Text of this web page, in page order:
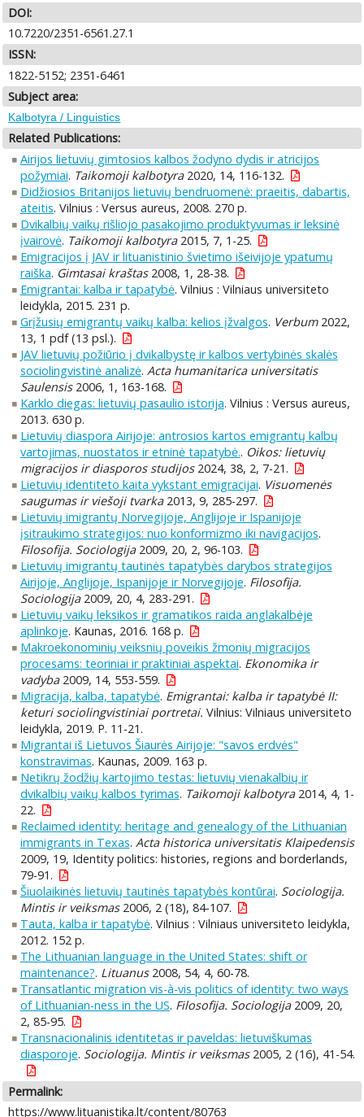
DOI:
10.7220/2351-6561.27.1
ISSN:
1822-5152; 2351-6461
Subject area:
Kalbotyra / Linguistics
Related Publications:
Airijos lietuvių gimtosios kalbos žodyno dydis ir atricijos
požymiai. Taikomoji kalbotyra2020, 14, 116-132.
Didžiosios Britanijos lietuvių bendruomenė: praeitis, dabartis,
ateitis. Vilnius : Versus aureus, 2008. 270 p.
Dvikalbių vaikų rišliojo pasakojimo produktyvumas ir leksinė
įvairovė. Taikomoji kalbotyra2015, 7, 1-25.
Emigracijos į JAV ir lituanistinio švietimo išeivijoje ypatumų
raiška. Gimtasai kraštas2008, 1, 28-38.
Emigrantai: kalba ir tapatybė. Vilnius : Vilniaus universiteto
leidykla, 2015. 231 p.
Grįžusių emigrantų vaikų kalba: kelios įžvalgos. Verbum2022,
13, 1 pdf (13 psl.).
JAV lietuvių požiūrio į dvikalbystę ir kalbos vertybinės skalės
sociolingvistinė analizė. Acta humanitarica universitatis
Saulensis2006, 1, 163-168.
Karklo diegas: lietuvių pasaulio istorija. Vilnius : Versus aureus,
2013. 630 p.
Lietuvių diaspora Airijoje: antrosios kartos emigrantų kalbų
vartojimas, nuostatos ir etninė tapatybė.. Oikos: lietuvių
migracijos ir diasporos studijos2024, 38, 2, 7-21.
Lietuvių identiteto kaita vykstant emigracijai. Visuomenės
saugumas ir viešoji tvarka2013, 9, 285-297.
Lietuvių imigrantų Norvegijoje, Anglijoje ir Ispanijoje
įsitraukimo strategijos: nuo konformizmo iki navigacijos.
Filosofija. Sociologija2009, 20, 2, 96-103.
Lietuvių imigrantų tautinės tapatybės darybos strategijos
Airijoje, Anglijoje, Ispanijoje ir Norvegijoje. Filosofija.
Sociologija2009, 20, 4, 283-291.
Lietuvių vaikų leksikos ir gramatikos raida anglakalbėje
aplinkoje. Kaunas, 2016. 168 p.
Makroekonominių veiksnių poveikis žmonių migracijos
procesams: teoriniai ir praktiniai aspektai. Ekonomika ir
vadyba2009, 14, 553-559.
Migracija, kalba, tapatybė. Emigrantai: kalba ir tapatybė II:
keturi sociolingvistiniai portretai. Vilnius: Vilniaus universiteto
leidykla, 2019. P. 11-21.
Migrantai iš Lietuvos Šiaurės Airijoje: "savos erdvės"
konstravimas. Kaunas, 2009. 163 p.
Netikrų žodžių kartojimo testas: lietuvių vienakalbių ir
dvikalbių vaikų kalbos tyrimas. Taikomoji kalbotyra2014, 4, 1-
22.
Reclaimed identity: heritage and genealogy of the Lithuanian
immigrants in Texas. Acta historica universitatis Klaipedensis
2009, 19, Identity politics: histories, regions and borderlands,
79-91.
Šiuolaikinės lietuvių tautinės tapatybės kontūrai. Sociologija.
Mintis ir veiksmas2006, 2 (18), 84-107.
Tauta, kalba ir tapatybė. Vilnius : Vilniaus universiteto leidykla,
2012. 152 p.
The Lithuanian language in the United States: shift or
maintenance?. Lituanus2008, 54, 4, 60-78.
Transatlantic migration vis-à-vis politics of identity: two ways
of Lithuanian-ness in the US. Filosofija. Sociologija2009, 20,
2, 85-95.
Transnacionalinis identitetas ir paveldas: lietuviškumas
diasporoje. Sociologija. Mintis ir veiksmas2005, 2 (16), 41-54.
Permalink:
https://www.lituanistika.lt/content/80763